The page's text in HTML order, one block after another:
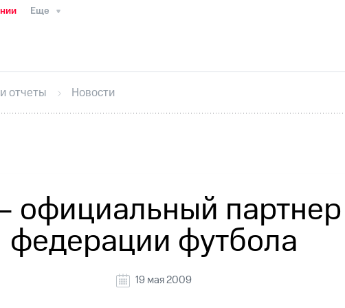
Еще
ИнтервьюФинансовая отчетностьКонтакты
секретарьРаскрытие информации
кабинет акционераАкционерный капиталКонтроль
отчеты Новости
партнер
федерации футбола
19 мая 2009